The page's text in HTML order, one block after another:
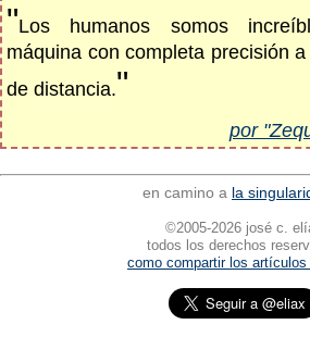
"Los humanos somos
máquina con completa precisión
de distancia."
por
en camino a la
©2005-2026 josé c.
todos los derechos
como compartir los artículos